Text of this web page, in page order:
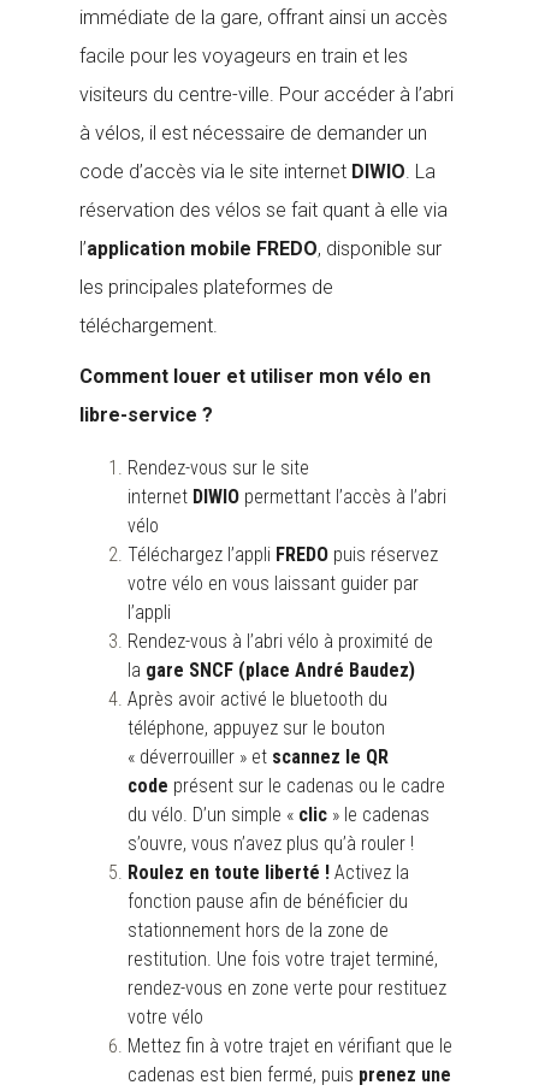
immédiate de la gare, offrant ainsi un accès
facile pour les voyageurs en train et les
visiteurs du centre-ville. Pour accéder à l’abri
à vélos, il est nécessaire de demander un
code d’accès via le site internet DIWIO. La
réservation des vélos se fait quant à elle via
l’application mobile FREDO, disponible sur
les principales plateformes de
téléchargement.
Comment louer et utiliser mon vélo en
libre-service ?
Rendez-vous sur le site
internet DIWIO permettant l’accès à l’abri
vélo
Téléchargez l’appli FREDO puis réservez
votre vélo en vous laissant guider par
l’appli
Rendez-vous à l’abri vélo à proximité de
la gare SNCF (place André Baudez)
Après avoir activé le bluetooth du
téléphone, appuyez sur le bouton
« déverrouiller » et scannez le QR
code présent sur le cadenas ou le cadre
du vélo. D’un simple « clic » le cadenas
s’ouvre, vous n’avez plus qu’à rouler !
Roulez en toute liberté ! Activez la
fonction pause afin de bénéficier du
stationnement hors de la zone de
restitution. Une fois votre trajet terminé,
rendez-vous en zone verte pour restituez
votre vélo
Mettez fin à votre trajet en vérifiant que le
cadenas est bien fermé, puis prenez une